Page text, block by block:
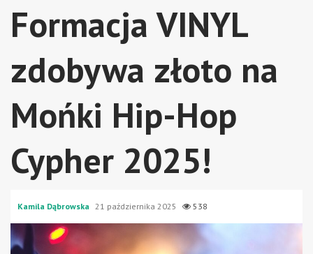
Formacja VINYL
zdobywa złoto na
Mońki Hip-Hop
Cypher 2025!
Kamila Dąbrowska 21 października 2025 538